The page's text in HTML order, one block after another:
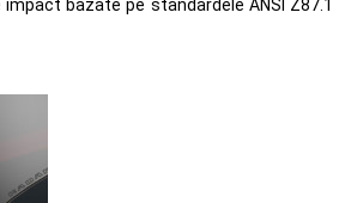
bazate pe standardele ANSI Z87.1